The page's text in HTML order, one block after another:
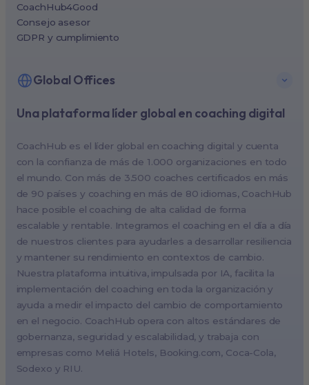
Una plataforma líder global en coaching digital
CoachHub es el líder global en coaching digital y cuenta
con la confianza de más de 1.000 organizaciones en todo
el mundo. Con más de 3.500 coaches certificados en más
de 90 países y coaching en más de 80 idiomas, CoachHub
hace posible el coaching de alta calidad de forma
escalable y rentable. Integramos el coaching en el día a día
de nuestros clientes para ayudarles a desarrollar resiliencia
y mantener su rendimiento en contextos de cambio.
Nuestra plataforma intuitiva, impulsada por IA, facilita la
implementación del coaching en toda la organización y
ayuda a medir el impacto del cambio de comportamiento
en el negocio. CoachHub opera con altos estándares de
gobernanza, seguridad y escalabilidad, y trabaja con
empresas como Meliá Hotels, Booking.com, Coca-Cola,
Sodexo y RIU.
CoachHub4Good
Consejo asesor
GDPR y cumplimiento
Global Offices
New York, USA (North America HQ)
Singapore, Singapore (APAC HQ)
London, UK
Paris, France
Melbourne, Australia
Amsterdam, Netherlands
Milan, Italy
Madrid, Spain
Vienna, Austria
Copenhagen, Denmark
Brussels, Belgium